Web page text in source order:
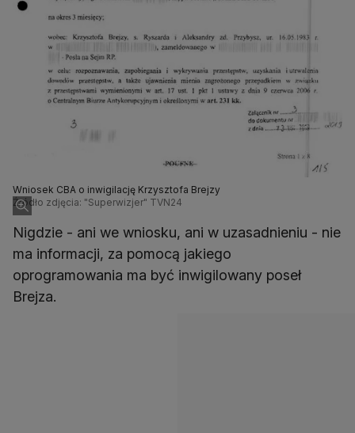
Wniosek CBA o inwigilację Krzysztofa Brejzy
Źródło zdjęcia: "Superwizjer" TVN24
Nigdzie - ani we wniosku, ani w uzasadnieniu - nie
ma informacji, za pomocą jakiego
oprogramowania ma być inwigilowany poseł
Brejza.